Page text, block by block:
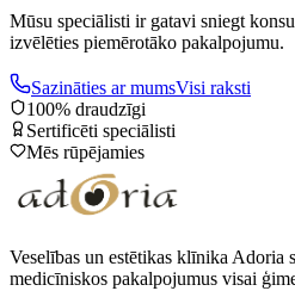
Mūsu speciālisti ir gatavi sniegt
izvēlēties piemērotāko pakalpojumu.
Sazināties ar mumsVisi raksti
100% draudzīgi
Sertificēti speciālisti
Mēs rūpējamies
Veselības un estētikas klīnika Adoria
medicīniskos pakalpojumus visai